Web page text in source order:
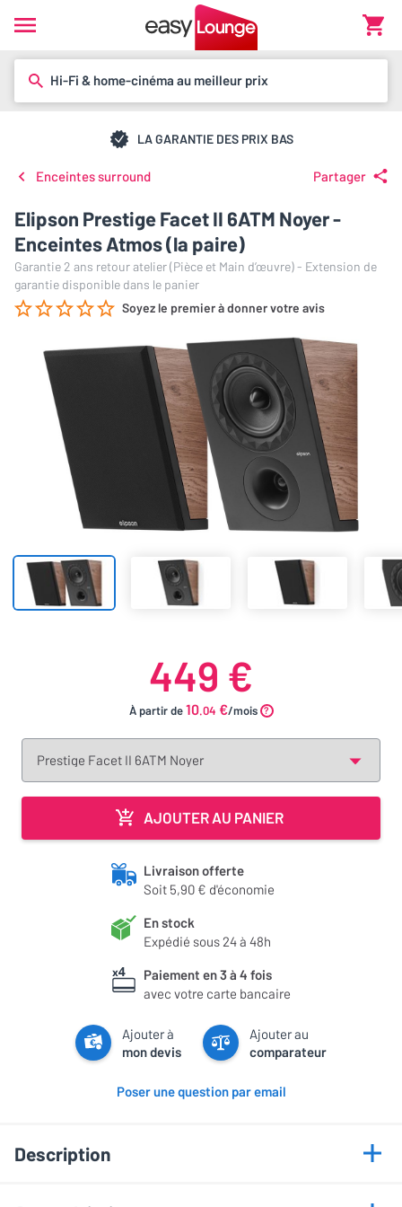
Hi-Fi & home-cinéma au meilleur prix
LA GARANTIE DES PRIX BAS
Enceintes surround Partager
Elipson Prestige Facet II 6ATM Noyer -
Enceintes Atmos (la paire)
Garantie 2 ans retour atelier (Pièce et Main d’œuvre) - Extension de
garantie disponible dans le panier
Soyez le premier à donner votre avis
449 €
À partir de10.04 €/mois
AJOUTER AU PANIER
Livraison offerte
Soit 5,90 € d'économie
En stock
Expédié sous 24 à 48h
Paiement en 3 à 4 fois
avec votre carte bancaire
Ajouter à
mon devis
Ajouter au
comparateur
Poser une question par email
Description